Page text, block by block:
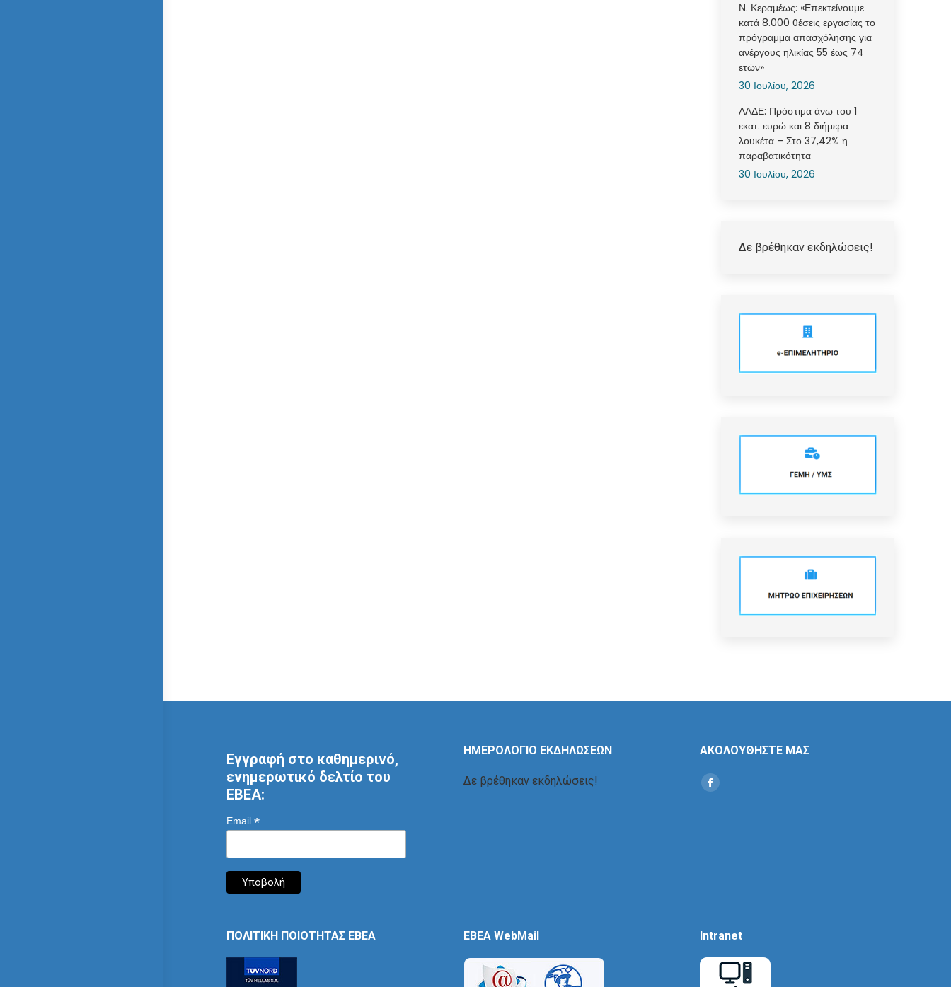
Ν. Κεραμέως: «Επεκτείνουμε
κατά 8.000 θέσεις εργασίας το
πρόγραμμα απασχόλησης για
ανέργους ηλικίας 55 έως 74
ετών»
30 Ιουλίου, 2026
ΑΑΔΕ: Πρόστιμα άνω του 1
εκατ. ευρώ και 8 διήμερα
λουκέτα – Στο 37,42% η
παραβατικότητα
30 Ιουλίου, 2026
Δε βρέθηκαν εκδηλώσεις!
Εγγραφή στο καθημερινό,
ενημερωτικό δελτίο του
ΕΒΕΑ:
Email *
ΗΜΕΡΟΛΟΓΙΟ ΕΚΔΗΛΩΣΕΩΝ
Δε βρέθηκαν εκδηλώσεις!
ΑΚΟΛΟΥΘΗΣΤΕ ΜΑΣ
Find us on:
Social
ΠΟΛΙΤΙΚΗ ΠΟΙΟΤΗΤΑΣ ΕΒΕΑ EBEA WebMail Intranet